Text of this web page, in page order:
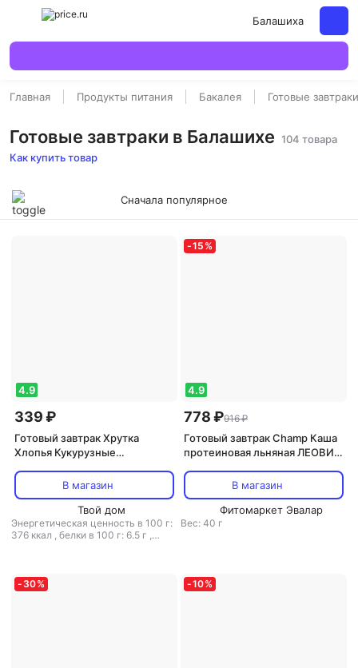
Балашиха
Главная Продукты питания Бакалея Готовые завтраки
Готовые завтраки в Балашихе 104 товара
Как купить товар
Сначала популярное
4.9
339 ₽
Готовый завтрак Хрутка
Хлопья Кукурузные
В магазин
Твой дом
Энергетическая ценность в 100 г:
376 ккал , белки в 100 г: 6.5 г ,
-15 %
4.9
778 ₽916 ₽
Готовый завтрак Champ Каша
протеиновая льняная ЛЕОВИТ
Q10", шоубокс 10 штук по 40 г
В магазин
Фитомаркет Эвалар
Вес: 40 г
- 30% -10%